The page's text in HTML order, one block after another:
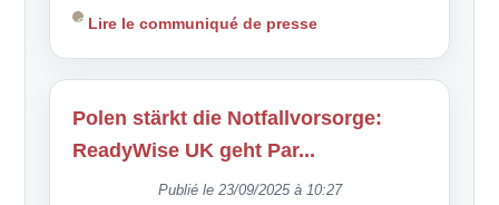
Lire le communiqué de presse
Polen stärkt die Notfallvorsorge:
ReadyWise UK geht Par...
Publié le 23/09/2025 à 10:27